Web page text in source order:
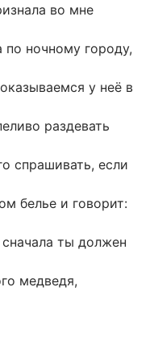
во мне
по ночному городу,
у неё в
раздевать
спрашивать, если
белье и говорит:
ты должен
медведя,